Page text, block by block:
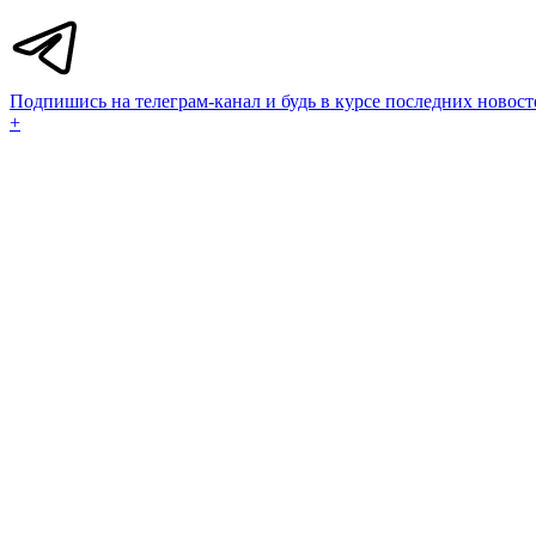
Подпишись на телеграм-канал и будь в курсе последних
+